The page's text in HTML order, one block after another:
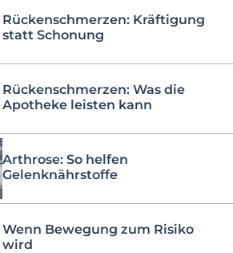
Rückenschmerzen: Kräftigung
statt Schonung
Rückenschmerzen: Was die
Apotheke leisten kann
Arthrose: So helfen
Gelenknährstoffe
Wenn Bewegung zum Risiko
wird